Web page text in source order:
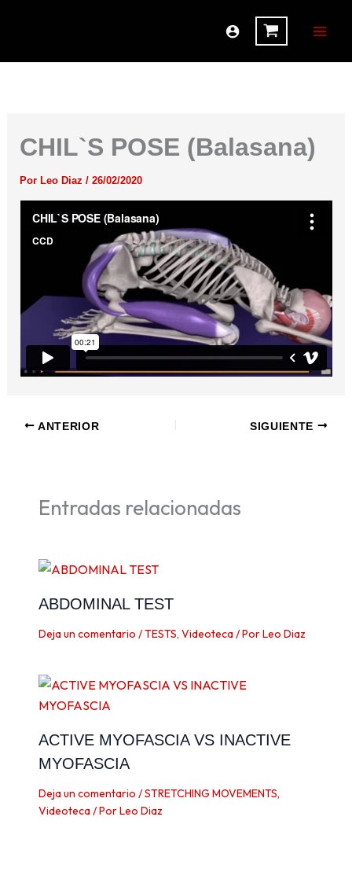
CHIL`S POSE (Balasana)
Por Leo Diaz / 26/02/2020
ANTERIOR SIGUIENTE
Entradas relacionadas
ABDOMINAL TEST
Deja un comentario /TESTS, Videoteca/ PorLeo Diaz
ACTIVE MYOFASCIA VS INACTIVE
MYOFASCIA
Deja un comentario /STRETCHING MOVEMENTS,
Videoteca/ PorLeo Diaz